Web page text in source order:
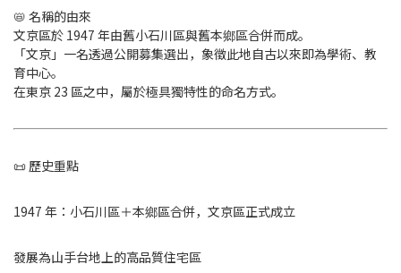
📛 名稱的由來
文京區於 1947 年由舊小石川區與舊本鄉區合併而成。
「文京」一名透過公開募集選出，象徵此地自古以來即為學術、教
育中心。
在東京 23 區之中，屬於極具獨特性的命名方式。
📜 歷史重點
1947 年：小石川區＋本鄉區合併，文京區正式成立
發展為山手台地上的高品質住宅區